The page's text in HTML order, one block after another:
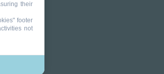
their
footer
not